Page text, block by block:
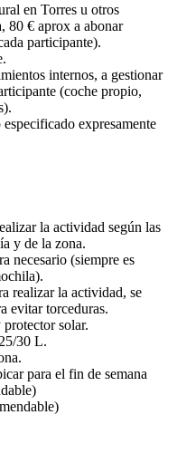
en Torres u otros
80 € aprox a abonar
participante).
internos, a gestionar
(coche propio,
expresamente
la actividad según las
y de la zona.
necesario (siempre es
realizar la actividad, se
evitar torceduras.
solar.
30 L.
para el fin de semana